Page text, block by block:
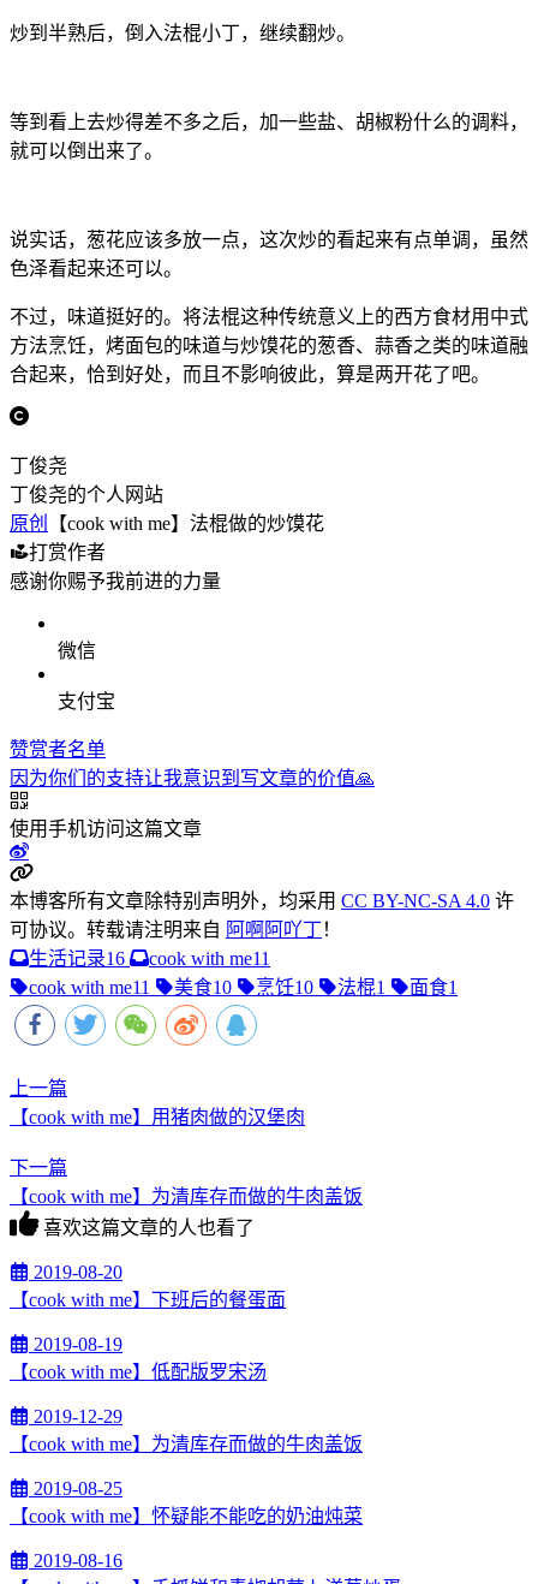
炒到半熟后，倒入法棍小丁，继续翻炒。
等到看上去炒得差不多之后，加一些盐、胡椒粉什么的调料，
就可以倒出来了。
说实话，葱花应该多放一点，这次炒的看起来有点单调，虽然
色泽看起来还可以。
不过，味道挺好的。将法棍这种传统意义上的西方食材用中式
方法烹饪，烤面包的味道与炒馍花的葱香、蒜香之类的味道融
合起来，恰到好处，而且不影响彼此，算是两开花了吧。
丁俊尧
丁俊尧的个人网站
原创
【cook with me】法棍做的炒馍花
打赏作者
感谢你赐予我前进的力量
微信
支付宝
赞赏者名单
因为你们的支持让我意识到写文章的价值🙏
使用手机访问这篇文章
本博客所有文章除特别声明外，均采用 CC BY-NC-SA 4.0 许
可协议。转载请注明来自 阿啊阿吖丁 ！
生活记录16 cook with me11
cook with me11 美食10 烹饪10 法棍1 面食1
上一篇
【cook with me】用猪肉做的汉堡肉
下一篇
【cook with me】为清库存而做的牛肉盖饭
喜欢这篇文章的人也看了
2019-08-20
【cook with me】下班后的餐蛋面
2019-08-19
【cook with me】低配版罗宋汤
2019-12-29
【cook with me】为清库存而做的牛肉盖饭
2019-08-25
【cook with me】怀疑能不能吃的奶油炖菜
2019-08-16